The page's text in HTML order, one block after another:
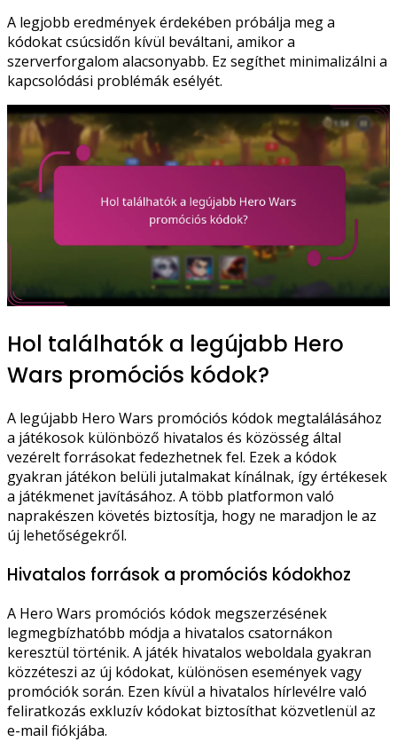
A legjobb eredmények érdekében próbálja meg a
kódokat csúcsidőn kívül beváltani, amikor a
szerverforgalom alacsonyabb. Ez segíthet minimalizálni a
kapcsolódási problémák esélyét.
Hol találhatók a legújabb Hero
Wars promóciós kódok?
A legújabb Hero Wars promóciós kódok megtalálásához
a játékosok különböző hivatalos és közösség által
vezérelt forrásokat fedezhetnek fel. Ezek a kódok
gyakran játékon belüli jutalmakat kínálnak, így értékesek
a játékmenet javításához. A több platformon való
naprakészen követés biztosítja, hogy ne maradjon le az
új lehetőségekről.
Hivatalos források a promóciós kódokhoz
A Hero Wars promóciós kódok megszerzésének
legmegbízhatóbb módja a hivatalos csatornákon
keresztül történik. A játék hivatalos weboldala gyakran
közzéteszi az új kódokat, különösen események vagy
promóciók során. Ezen kívül a hivatalos hírlevélre való
feliratkozás exkluzív kódokat biztosíthat közvetlenül az
e-mail fiókjába.